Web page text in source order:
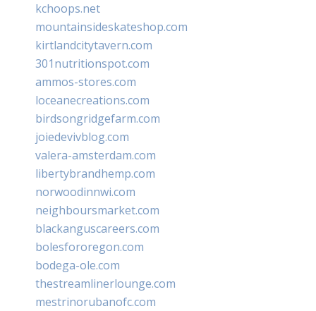
kchoops.net
mountainsideskateshop.com
kirtlandcitytavern.com
301nutritionspot.com
ammos-stores.com
loceanecreations.com
birdsongridgefarm.com
joiedevivblog.com
valera-amsterdam.com
libertybrandhemp.com
norwoodinnwi.com
neighboursmarket.com
blackanguscareers.com
bolesfororegon.com
bodega-ole.com
thestreamlinerlounge.com
mestrinorubanofc.com